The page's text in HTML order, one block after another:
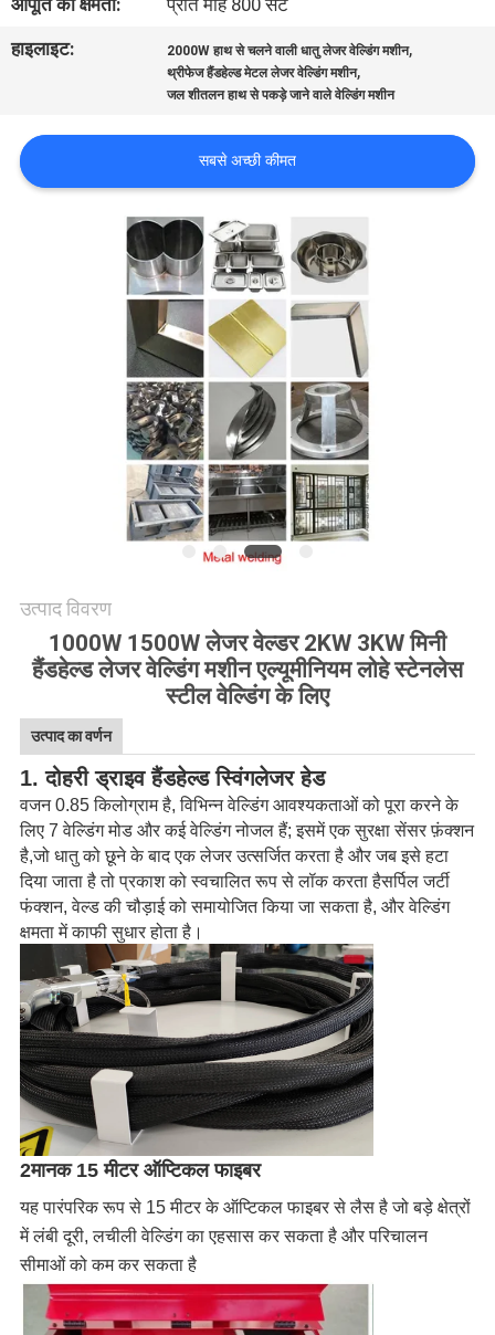
समाचार
समाधान
आपूर्ति की क्षमता:
प्रति माह 800 सेट
हाइलाइट:
2000W हाथ से चलने वाली धातु लेजर वेल्डिंग मशीन,
थ्रीफेज हैंडहेल्ड मेटल लेजर वेल्डिंग मशीन,
जल शीतलन हाथ से पकड़े जाने वाले वेल्डिंग मशीन
सबसे अच्छी कीमत
उत्पाद विवरण
1000W 1500W लेजर वेल्डर 2KW 3KW मिनी
हैंडहेल्ड लेजर वेल्डिंग मशीन एल्यूमीनियम लोहे स्टेनलेस
स्टील वेल्डिंग के लिए
उत्पाद का वर्णन
1. दोहरी ड्राइव हैंडहेल्ड स्विंगलेजर हेड
वजन 0.85 किलोग्राम है, विभिन्न वेल्डिंग आवश्यकताओं को पूरा करने के
लिए 7 वेल्डिंग मोड और कई वेल्डिंग नोजल हैं; इसमें एक सुरक्षा सेंसर फ़ंक्शन
है,जो धातु को छूने के बाद एक लेजर उत्सर्जित करता है और जब इसे हटा
दिया जाता है तो प्रकाश को स्वचालित रूप से लॉक करता हैसर्पिल जर्टी
फंक्शन, वेल्ड की चौड़ाई को समायोजित किया जा सकता है, और वेल्डिंग
क्षमता में काफी सुधार होता है।
2मानक 15 मीटर ऑप्टिकल फाइबर
यह पारंपरिक रूप से 15 मीटर के ऑप्टिकल फाइबर से लैस है जो बड़े क्षेत्रों
में लंबी दूरी, लचीली वेल्डिंग का एहसास कर सकता है और परिचालन
सीमाओं को कम कर सकता है